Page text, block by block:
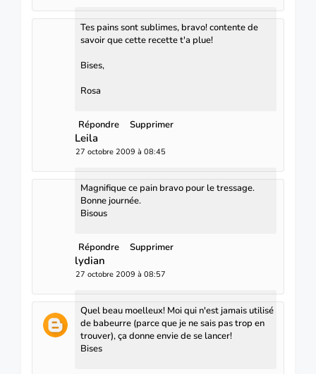
Tes pains sont sublimes, bravo! contente de
savoir que cette recette t'a plue!
Bises,
Rosa
Répondre Supprimer
Leila
27 octobre 2009 à 08:45
Magnifique ce pain bravo pour le tressage.
Bonne journée.
Bisous
Répondre Supprimer
lydian
27 octobre 2009 à 08:57
Quel beau moelleux! Moi qui n'est jamais utilisé
de babeurre (parce que je ne sais pas trop en
trouver), ça donne envie de se lancer!
Bises